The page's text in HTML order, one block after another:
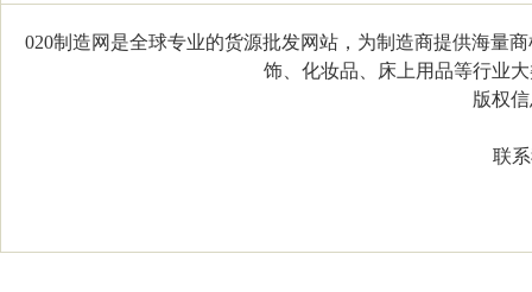
020制造网是全球专业的货源批发网站，为制造商提供海量
饰、化妆品、床上用品等行业
版权信
联